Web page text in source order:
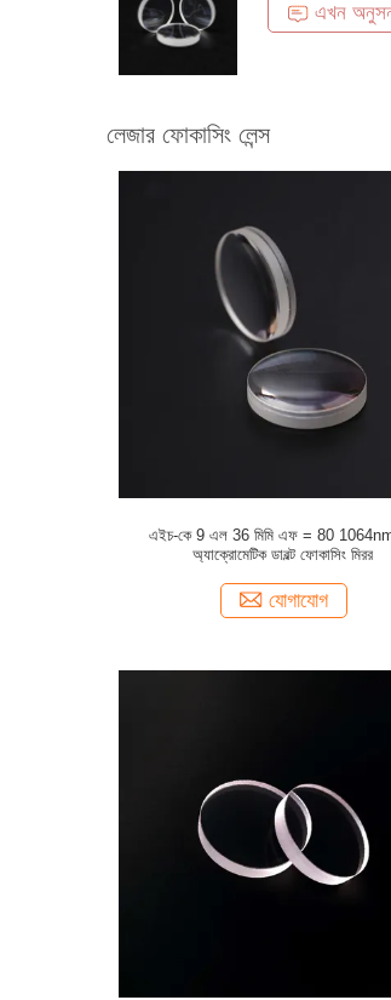
এখন
লেজার ফোকাসিং লেন্স
এইচ-কে 9 এল 36 মিমি এফ = 80
অ্যাক্রোমেটিক ডাবল্ট ফোকাসিং মিরর
যোগাযোগ